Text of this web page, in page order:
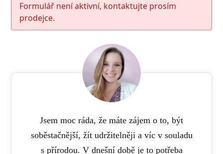
Formulář není aktivní, kontaktujte prosím
prodejce.
Jsem moc ráda, že máte zájem o to, být
soběstačnější, žít udržitelněji a víc v souladu
s přírodou. V dnešní době je to potřeba